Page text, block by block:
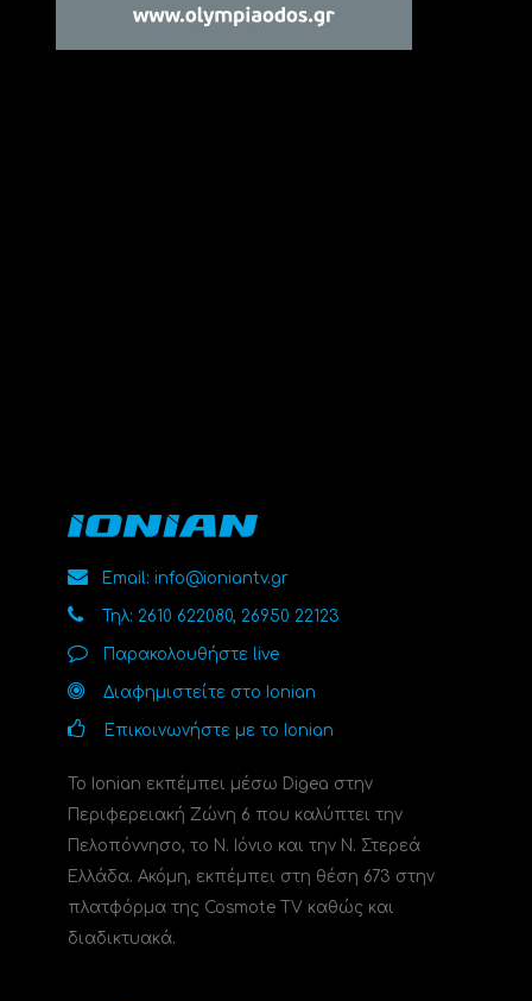
Email: info@ioniantv.gr
Τηλ: 2610 622080, 26950 22123
Παρακολουθήστε live
Διαφημιστείτε στο Ionian
Επικοινωνήστε με το Ionian
Το Ionian εκπέμπει μέσω Digea στην
Περιφερειακή Ζώνη 6 που καλύπτει την
Πελοπόννησο, το N. Ιόνιο και την Ν. Στερεά
Ελλάδα. Ακόμη, εκπέμπει στη θέση 673 στην
πλατφόρμα της Cosmote TV καθώς και
διαδικτυακά.